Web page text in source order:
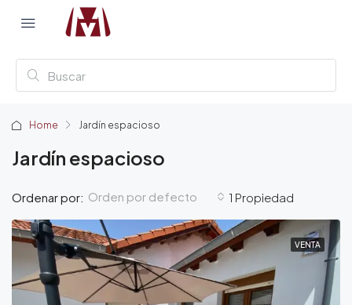
Home Jardín espacioso
Jardín espacioso
1 Propiedad
Ordenar por: Orden por defecto
VENTA